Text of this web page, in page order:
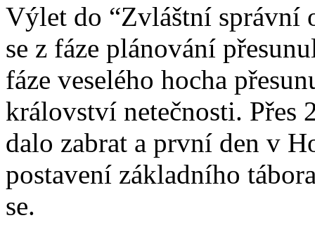
Výlet do “Zvláštní správní
se z fáze plánování
fáze veselého hocha
království netečnosti. Přes
dalo zabrat a první den v
postavení základního
se.